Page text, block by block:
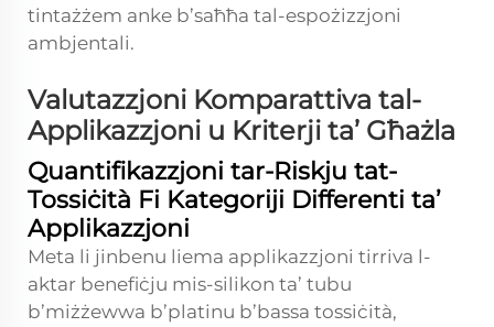
tintażżem anke b’saħħa tal-espożizzjoni
ambjentali.
Valutazzjoni Komparattiva tal-
Applikazzjoni u Kriterji ta’ Għażla
Quantifikazzjoni tar-Riskju tat-
Tossiċità Fi Kategoriji Differenti ta’
Applikazzjoni
Meta li jinbenu liema applikazzjoni tirriva l-
aktar benefiċju mis-silikon ta’ tubu
b’miżżewwa b’platinu b’bassa tossiċità,